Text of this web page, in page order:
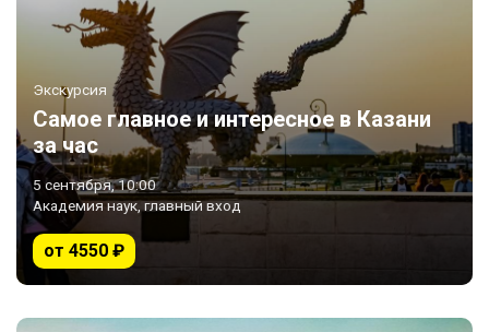
Экскурсия
Самое главное и интересное в Казани
за час
5 сентября, 10:00
Академия наук, главный вход
от 4550 ₽